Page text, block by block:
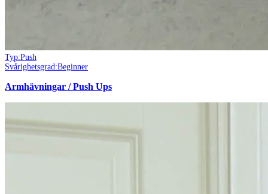
Typ:Push
Svårighetsgrad:Beginner
Armhävningar / Push Ups